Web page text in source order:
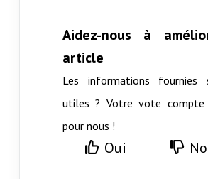
Aidez-nous à
article
Les informations fournies
utiles ? Votre vote compte
pour nous !
Oui